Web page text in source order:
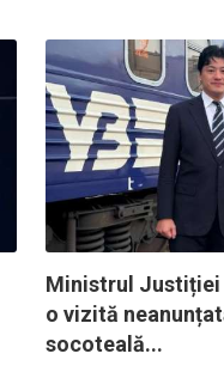
Ministrul Justiției
o vizită
socoteală...